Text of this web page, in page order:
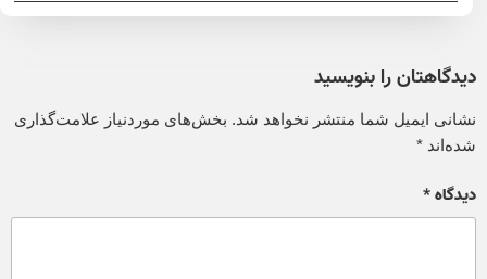
دیدگاهتان را بنویسید
نشانی ایمیل شما منتشر نخواهد شد. بخش‌های موردنیاز علامت‌گذاری
شده‌اند*
دیدگاه*